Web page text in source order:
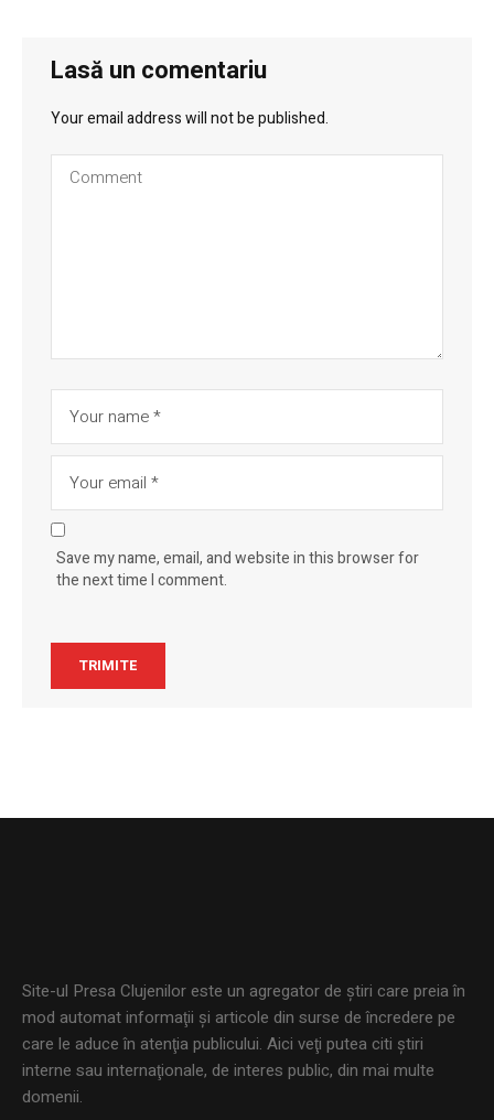
Lasă un comentariu
Your email address will not be published.
Save my name, email, and website in this browser for
the next time I comment.
Site-ul Presa Clujenilor este un agregator de ştiri care preia în
mod automat informaţii şi articole din surse de încredere pe
care le aduce în atenţia publicului. Aici veţi putea citi ştiri
interne sau internaţionale, de interes public, din mai multe
domenii.